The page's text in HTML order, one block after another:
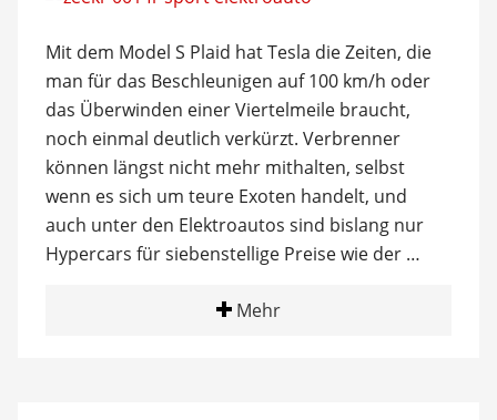
Mit dem Model S Plaid hat Tesla die Zeiten, die
man für das Beschleunigen auf 100 km/h oder
das Überwinden einer Viertelmeile braucht,
noch einmal deutlich verkürzt. Verbrenner
können längst nicht mehr mithalten, selbst
wenn es sich um teure Exoten handelt, und
auch unter den Elektroautos sind bislang nur
Hypercars für siebenstellige Preise wie der …
Mehr